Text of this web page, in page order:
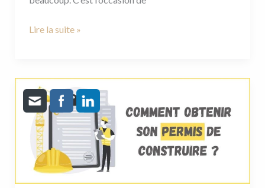
Lire la suite »
Les
Etapes
Clés
pour
obtenir
son
Permis